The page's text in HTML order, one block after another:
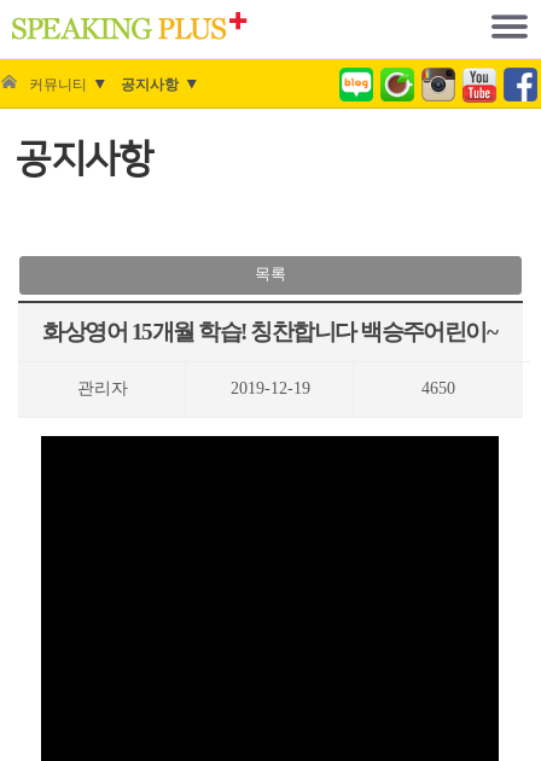
커뮤니티 공지사항
공지사항
목록
화상영어 15개월 학습! 칭찬합니다 백승주어린이~
관리자 2019-12-19 4650